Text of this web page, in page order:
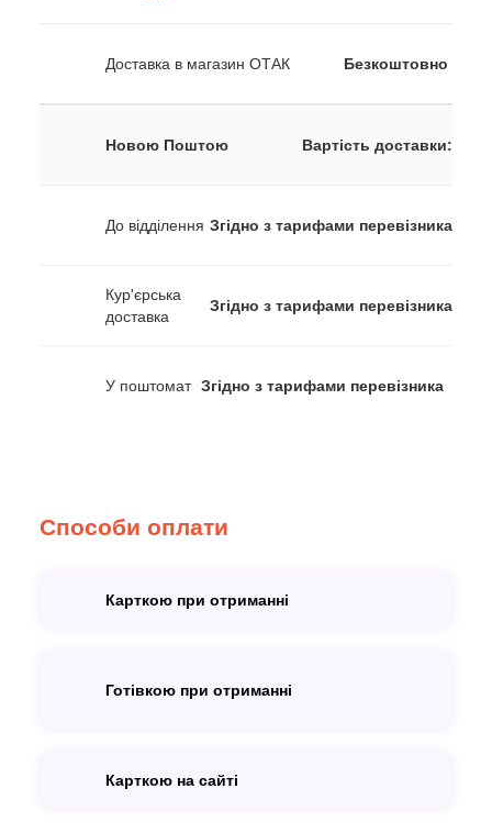
Доставка в магазин ОТАК Безкоштовно
Новою Поштою Вартість доставки:
До відділення Згідно з тарифами перевізника
Кур'єрська
доставка
Згідно з тарифами перевізника
У поштомат Згідно з тарифами перевізника
Способи оплати
Карткою при отриманні
Готівкою при отриманні
Карткою на сайті